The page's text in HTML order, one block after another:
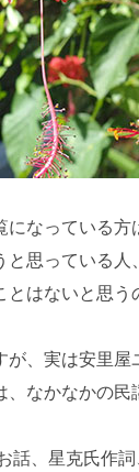
になっている
と思っている
はないと思う
が、実は安里
なかなかの民
話、星克氏作